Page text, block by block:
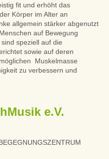
fit und erhöht das
Körper im Alter an
allgemein stärker abgenutzt
auf Bewegung
speziell auf die
sowie auf deren
Muskelmasse
zu verbessern und
e.V.